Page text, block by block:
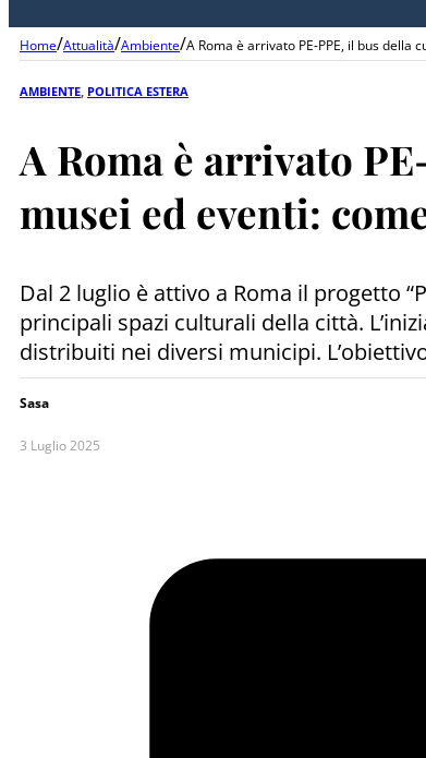
Home/Attualità/Ambiente/A Roma è arrivato PE-PPE, il bus
AMBIENTE POLITICA ESTERA
A Roma è arrivato
musei ed eventi:
Dal 2 luglio è attivo a Roma il progetto
principali spazi culturali della città.
distribuiti nei diversi municipi.
Sasa
3 Luglio 2025